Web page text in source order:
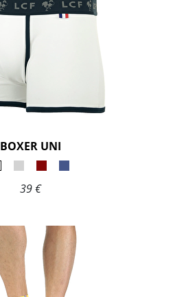
BOXER UNI
39 €